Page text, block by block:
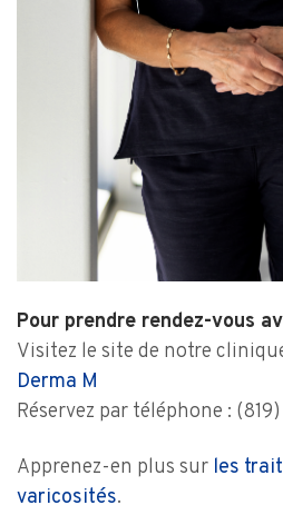
Pour prendre rendez-vous
Visitez le site de notre
Derma M
Réservez par téléphone :
Apprenez-en plus sur les
varicosités.